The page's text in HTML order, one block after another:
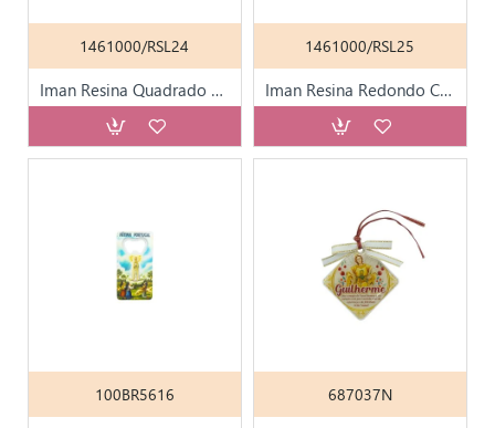
1461000/RSL24
Iman Resina Quadrado C/ Fátima
1461000/RSL25
Iman Resina Redondo C/ Fátima e Rosas
100BR5616 687037N